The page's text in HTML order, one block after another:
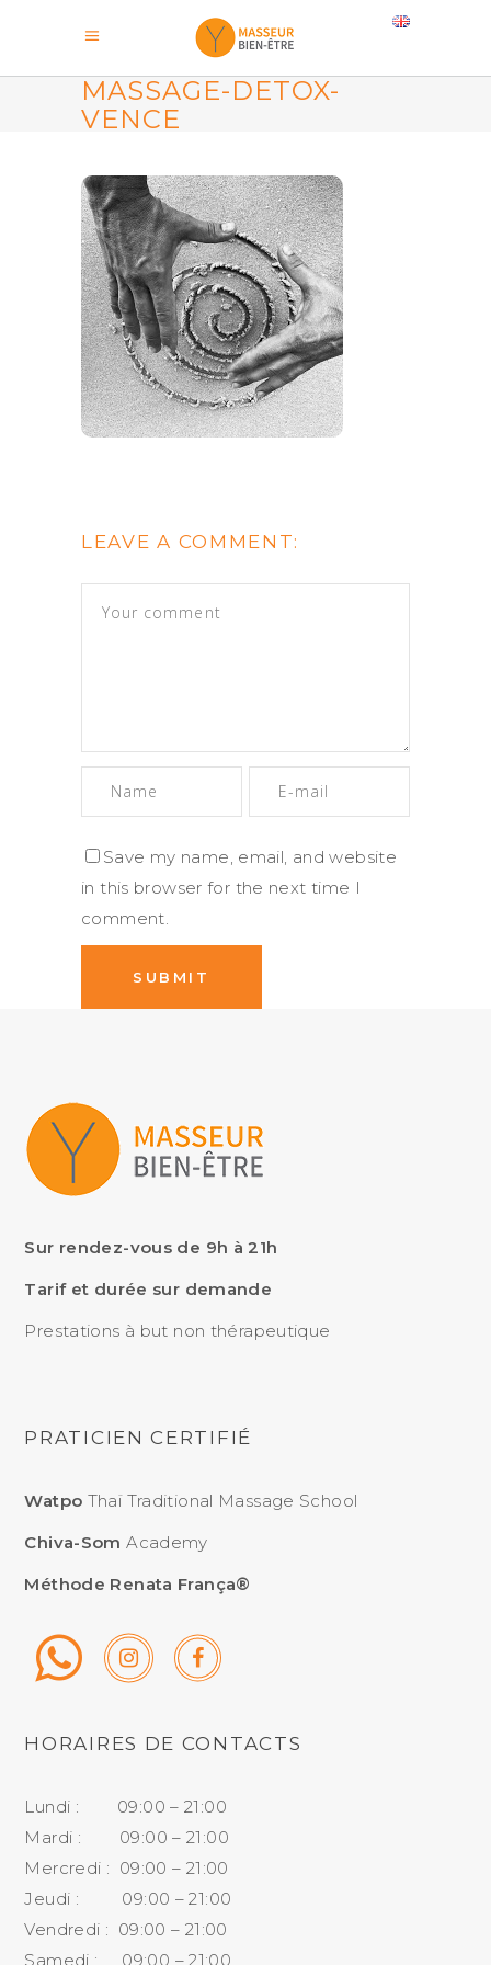
MASSAGE-DETOX-
VENCE
LEAVE A COMMENT:
Save my name, email, and website
in this browser for the next time I
comment.
Sur rendez-vous de 9h à 21h
Tarif et durée sur demande
Prestations à but non thérapeutique
PRATICIEN CERTIFIÉ
Watpo Thaï Traditional Massage School
Chiva-Som Academy
Méthode Renata França®
HORAIRES DE CONTACTS
Lundi : 09:00 – 21:00
Mardi : 09:00 – 21:00
Mercredi : 09:00 – 21:00
Jeudi : 09:00 – 21:00
Vendredi : 09:00 – 21:00
Samedi : 09:00 – 21:00